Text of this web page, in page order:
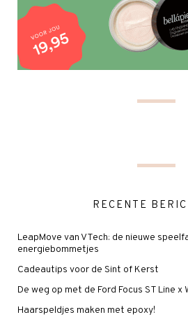
RECENTE
LeapMove van VTech: de nieuwe
energiebommetjes
Cadeautips voor de Sint of Kerst
De weg op met de Ford Focus ST Line x
Haarspeldjes maken met epoxy!